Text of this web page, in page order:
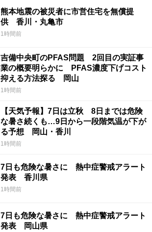
熊本地震の被災者に市営住宅を無償提
供 香川・丸亀市
1時間前
吉備中央町のPFAS問題 2回目の実証事
業の概要明らかに PFAS濃度下げコスト
抑える方法探る 岡山
1時間前
【天気予報】7日は立秋 8日までは危険
な暑さ続くも…9日から一段階気温が下が
る予想 岡山・香川
1時間前
7日も危険な暑さに 熱中症警戒アラート
発表 香川県
1時間前
7日も危険な暑さに 熱中症警戒アラート
発表 岡山県